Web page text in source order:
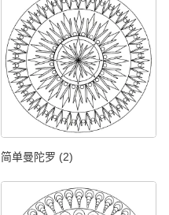
简单曼陀罗 (2)